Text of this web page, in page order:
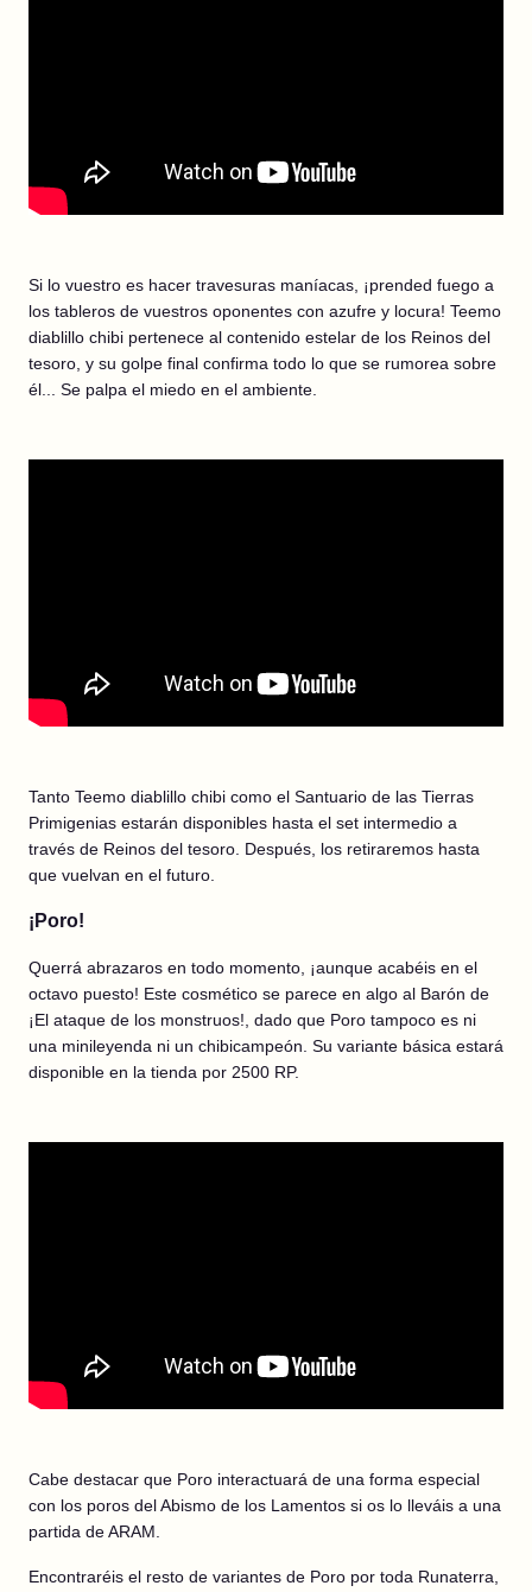
Si lo vuestro es hacer travesuras maníacas, ¡prended fuego a
los tableros de vuestros oponentes con azufre y locura! Teemo
diablillo chibi pertenece al contenido estelar de los Reinos del
tesoro, y su golpe final confirma todo lo que se rumorea sobre
él... Se palpa el miedo en el ambiente.
Tanto Teemo diablillo chibi como el Santuario de las Tierras
Primigenias estarán disponibles hasta el set intermedio a
través de Reinos del tesoro. Después, los retiraremos hasta
que vuelvan en el futuro.
¡Poro!
Querrá abrazaros en todo momento, ¡aunque acabéis en el
octavo puesto! Este cosmético se parece en algo al Barón de
¡El ataque de los monstruos!, dado que Poro tampoco es ni
una minileyenda ni un chibicampeón. Su variante básica estará
disponible en la tienda por 2500 RP.
Cabe destacar que Poro interactuará de una forma especial
con los poros del Abismo de los Lamentos si os lo lleváis a una
partida de ARAM.
Encontraréis el resto de variantes de Poro por toda Runaterra,